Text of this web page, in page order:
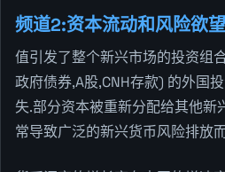
频道2:资本流动和风险欲望
值引发了整个新兴市场的投资组
政府债券,A股,CNH存款) 的外国
失.部分资本被重新分配给其他新
常导致广泛的新兴货币风险排放